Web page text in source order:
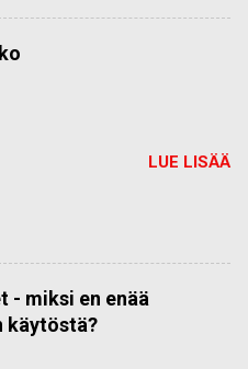
LUE LISÄÄ
- miksi en enää
käytöstä?